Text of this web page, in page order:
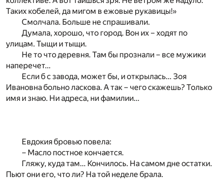
Таких кобелей, да мигом в ежовые рукавицы!»
Смолчала. Больше не спрашивали.
Думала, хорошо, что город. Вон их – ходят по
улицам. Тыщи и тыщи.
Не то что деревня. Там бы прознали – все мужики
наперечет…
Если б с завода, может бы, и открылась… Зоя
Ивановна больно ласкова. А так – чего скажешь? Только
имя и знаю. Ни адреса, ни фамилии…
Евдокия бровью повела:
– Масло постное кончается.
Гляжу, куда там… Кончилось. На самом дне остатки.
Пьют они его, что ли? На той неделе брала.